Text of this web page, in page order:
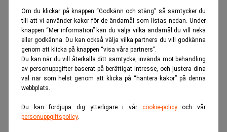
Om du klickar på knappen “Godkänn och stäng” så samtycker du
till att vi använder kakor för de ändamål som listas nedan. Under
knappen “Mer information” kan du välja vilka ändamål du vill neka
eller godkänna. Du kan också välja vilka partners du vill godkänna
genom att klicka på knappen “visa våra partners”.
Du kan när du vill återkalla ditt samtycke, invända mot behandling
av personuppgifter baserat på berättigat intresse, och justera dina
val när som helst genom att klicka på “hantera kakor” på denna
webbplats.
Du kan fördjupa dig ytterligare i vår cookie-policyoch vår
personuppgiftspolicy.